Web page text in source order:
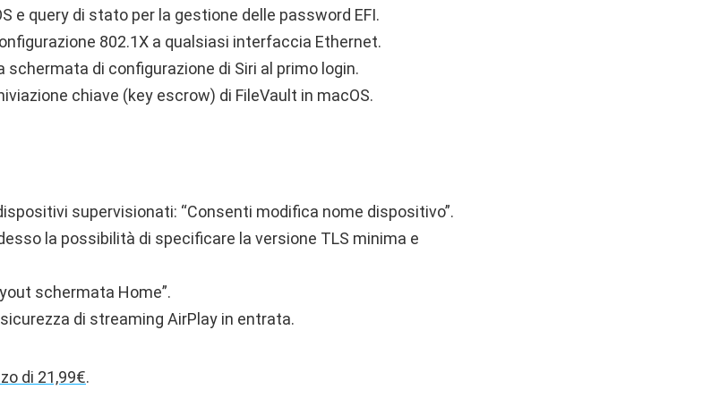
e query di stato per la gestione delle password EFI.
802.1X a qualsiasi interfaccia Ethernet.
schermata di configurazione di Siri al primo login.
chiave (key escrow) di FileVault in macOS.
supervisionati: “Consenti modifica nome dispositivo”.
la possibilità di specificare la versione TLS minima e
schermata Home”.
di streaming AirPlay in entrata.
di 21,99€.